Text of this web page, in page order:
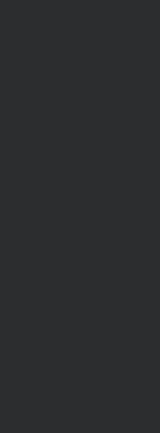
引大家的目光，紛紛
爽，在此用餐可放鬆
令人食欲大增，很難
之慾。